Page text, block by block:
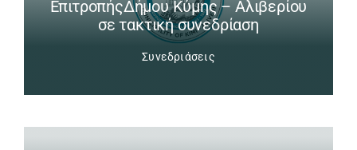
ΕπιτροπήςΔήμου Κύμης – Αλιβερίου
σε τακτική συνεδρίαση
Συνεδριάσεις